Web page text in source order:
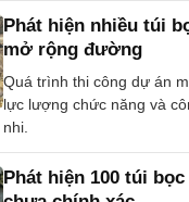
Phát hiện nhiều túi
mở rộng đường
Quá trình thi công dự án
lực lượng chức năng và
nhi.
Phát hiện 100 túi